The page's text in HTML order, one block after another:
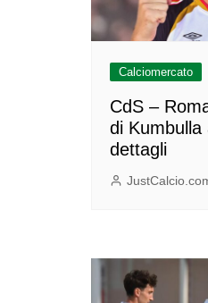
Calciomercato
CdS –
di Kumbulla
dettagli